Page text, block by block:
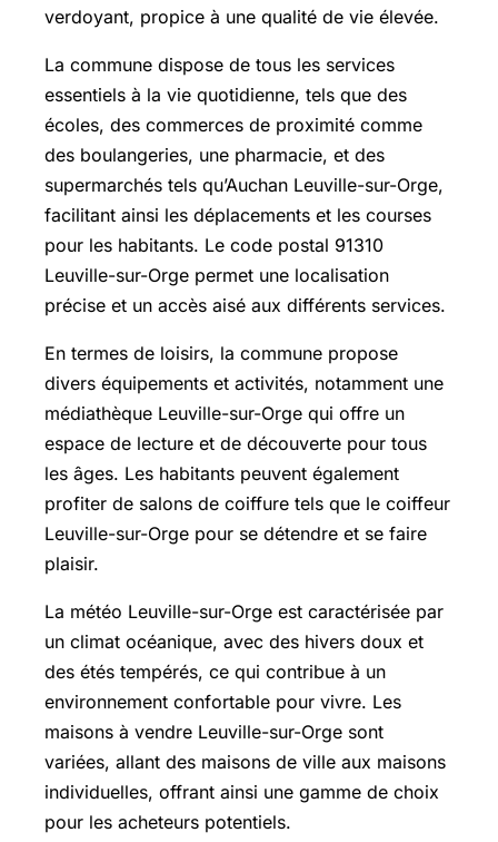
verdoyant, propice à une qualité de vie élevée.
La commune dispose de tous les services
essentiels à la vie quotidienne, tels que des
écoles, des commerces de proximité comme
des boulangeries, une pharmacie, et des
supermarchés tels qu’Auchan Leuville-sur-Orge,
facilitant ainsi les déplacements et les courses
pour les habitants. Le code postal 91310
Leuville-sur-Orge permet une localisation
précise et un accès aisé aux différents services.
En termes de loisirs, la commune propose
divers équipements et activités, notamment une
médiathèque Leuville-sur-Orge qui offre un
espace de lecture et de découverte pour tous
les âges. Les habitants peuvent également
profiter de salons de coiffure tels que le coiffeur
Leuville-sur-Orge pour se détendre et se faire
plaisir.
La météo Leuville-sur-Orge est caractérisée par
un climat océanique, avec des hivers doux et
des étés tempérés, ce qui contribue à un
environnement confortable pour vivre. Les
maisons à vendre Leuville-sur-Orge sont
variées, allant des maisons de ville aux maisons
individuelles, offrant ainsi une gamme de choix
pour les acheteurs potentiels.